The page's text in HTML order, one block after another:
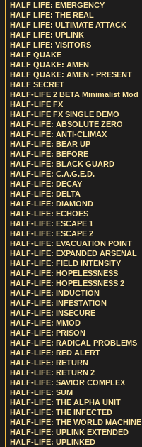
HALF LIFE: EMERGENCY
HALF LIFE: THE REAL
HALF LIFE: ULTIMATE ATTACK
HALF LIFE: UPLINK
HALF LIFE: VISITORS
HALF QUAKE
HALF QUAKE: AMEN
HALF QUAKE: AMEN - PRESENT
HALF SECRET
HALF-LIFE 2 BETA Minimalist Mod
HALF-LIFE FX
HALF-LIFE FX SINGLE DEMO
HALF-LIFE: ABSOLUTE ZERO
HALF-LIFE: ANTI-CLIMAX
HALF-LIFE: BEAR UP
HALF-LIFE: BEFORE
HALF-LIFE: BLACK GUARD
HALF-LIFE: C.A.G.E.D.
HALF-LIFE: DECAY
HALF-LIFE: DELTA
HALF-LIFE: DIAMOND
HALF-LIFE: ECHOES
HALF-LIFE: ESCAPE 1
HALF-LIFE: ESCAPE 2
HALF-LIFE: EVACUATION POINT
HALF-LIFE: EXPANDED ARSENAL
HALF-LIFE: FIELD INTENSITY
HALF-LIFE: HOPELESSNESS
HALF-LIFE: HOPELESSNESS 2
HALF-LIFE: INDUCTION
HALF-LIFE: INFESTATION
HALF-LIFE: INSECURE
HALF-LIFE: MMOD
HALF-LIFE: PRISON
HALF-LIFE: RADICAL PROBLEMS
HALF-LIFE: RED ALERT
HALF-LIFE: RETURN
HALF-LIFE: RETURN 2
HALF-LIFE: SAVIOR COMPLEX
HALF-LIFE: SUM
HALF-LIFE: THE ALPHA UNIT
HALF-LIFE: THE INFECTED
HALF-LIFE: THE WORLD MACHINE
HALF-LIFE: UPLINK EXTENDED
HALF-LIFE: UPLINKED